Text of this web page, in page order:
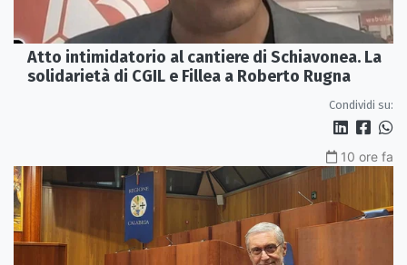
Atto intimidatorio al cantiere di Schiavonea. La
solidarietà di CGIL e Fillea a Roberto Rugna
Condividi su:
10 ore fa